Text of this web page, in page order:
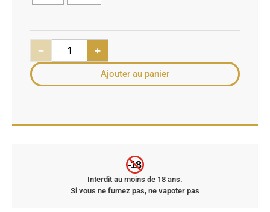
− +
Ajouter au panier
-18
Interdit au moins de 18 ans.
Si vous ne fumez pas, ne vapoter pas